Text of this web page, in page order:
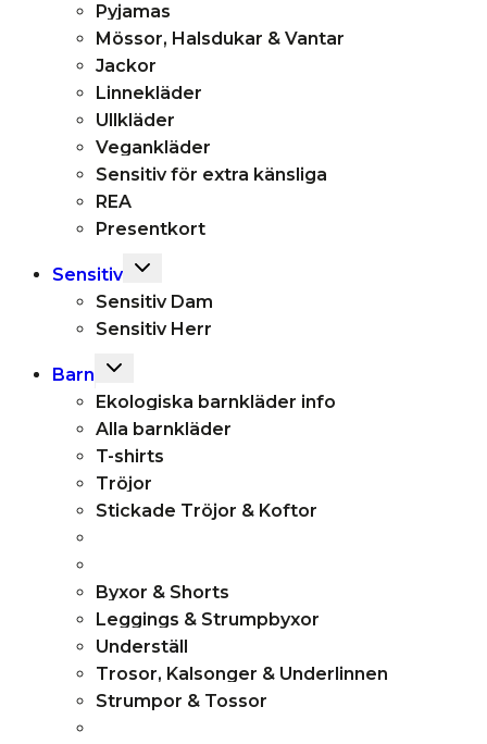
Pyjamas
Mössor, Halsdukar & Vantar
Jackor
Linnekläder
Ullkläder
Vegankläder
Sensitiv för extra känsliga
REA
Presentkort
Sensitiv Toggle
child
menu
Sensitiv Dam
Sensitiv Herr
Barn
Toggle
menu
Ekologiska barnkläder info
Alla barnkläder
T-shirts
Tröjor
Stickade Tröjor & Koftor
Byxor & Shorts
Leggings & Strumpbyxor
Underställ
Trosor, Kalsonger & Underlinnen
Strumpor & Tossor